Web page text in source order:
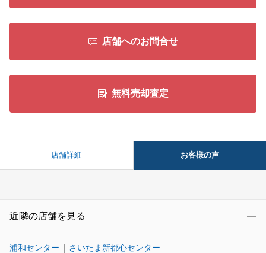
店舗へのお問合せ
無料売却査定
店舗詳細 お客様の声
近隣の店舗を見る
浦和センター さいたま新都心センター